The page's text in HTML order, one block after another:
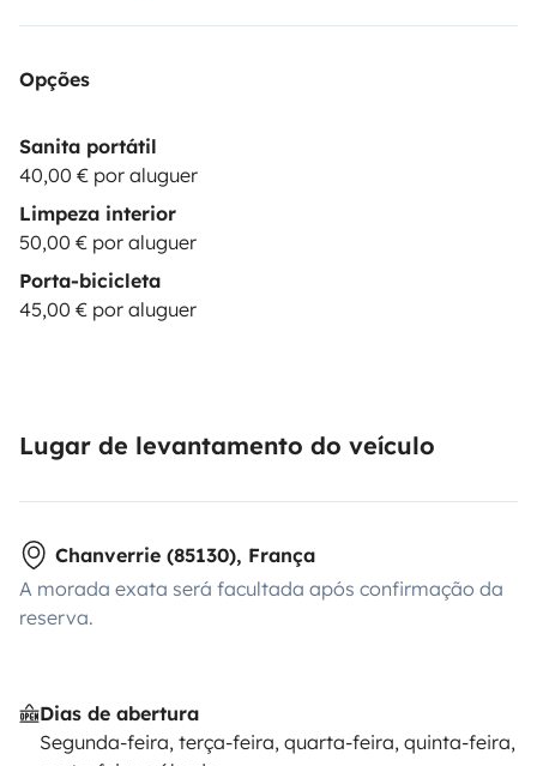
Opções
Sanita portátil
40,00 € por aluguer
Limpeza interior
50,00 € por aluguer
Porta-bicicleta
45,00 € por aluguer
Lugar de levantamento do veículo
Chanverrie (85130), França
A morada exata será facultada após confirmação da
reserva.
Dias de abertura
Segunda-feira, terça-feira, quarta-feira, quinta-feira,